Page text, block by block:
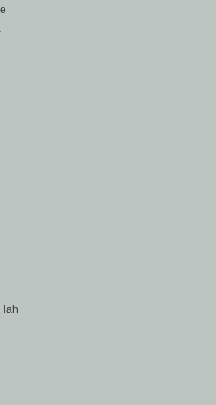
lah